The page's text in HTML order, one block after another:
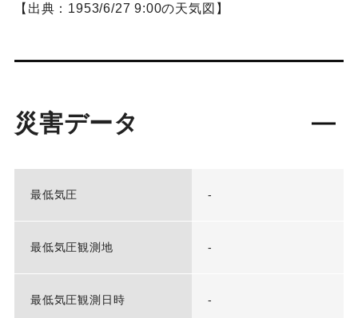
【出典：1953/6/27 9:00の天気図】
災害データ
最低気圧 -
最低気圧観測地 -
最低気圧観測日時 -